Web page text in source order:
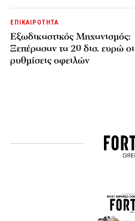
ΕΠΙΚΑΙΡΟΤΗΤΑ
Εξωδικαστικός Μηχανισμός:
Ξεπέρασαν τα 20 δισ. ευρώ οι
ρυθμίσεις οφειλών